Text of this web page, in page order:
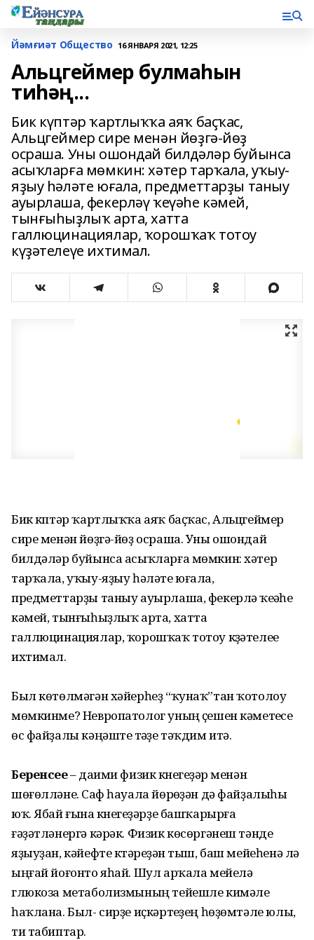
Йәмғиәт Общество 16 ЯНВАРЯ 2021, 12:25
Альцгеймер булмаһын
тиһәң...
Бик күптәр ҡартлыҡҡа аяҡ баҫҡас,
Альцгеймер сире менән йөҙгә-йөҙ
осраша. Уны ошондай билдәләр буйынса
асыҡларға мөмкин: хәтер тарҡала, уҡыу-
яҙыу һәләте юғала, предметтарҙы таныу
ауырлаша, фекерләү ҡеүәһе кәмей,
тынғыһыҙлыҡ арта, хатта
галлюцинациялар, ҡорошҡаҡ тотоу
күҙәтелеүе ихтимал.
Бик күптәр ҡартлыҡҡа аяҡ баҫҡас, Альцгеймер
сире менән йөҙгә-йөҙ осраша. Уны ошондай
билдәләр буйынса асыҡларға мөмкин: хәтер
тарҡала, уҡыу-яҙыу һәләте юғала,
предметтарҙы таныу ауырлаша, фекерләү ҡеүәһе
кәмей, тынғыһыҙлыҡ арта, хатта
галлюцинациялар, ҡорошҡаҡ тотоу күҙәтелеүе
ихтимал.
Был көтөлмәгән хәйерһеҙ “ҡунаҡ”тан ҡотолоу
мөмкинме? Невропатолог уның үҫешен кәметеүсе
өс файҙалы кәңәште үтәүҙе тәҡдим итә.
Беренсеһе– даими физик күнегеүҙәр менән
шөғөлләнеү. Саф һауала йөрөүҙән дә файҙалыһы
юҡ. Ябай ғына күнегеүҙәрҙе башҡарырға
ғәҙәтләнергә кәрәк. Физик көсөргәнеш тәнде
яҙыуҙан, кәйефте күтәреүҙән тыш, баш мейеһенә лә
ыңғай йоғонто яһай. Шул арҡала мейелә
глюкоза метаболизмының тейешле кимәле
һаҡлана. Был- сирҙе иҫкәртеүҙең һөҙөмтәле юлы,
ти табиптар.